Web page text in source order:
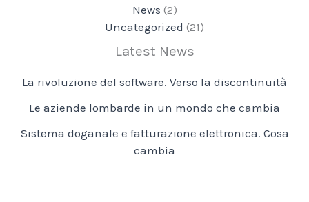
News (2)
Uncategorized (21)
Latest News
La rivoluzione del software. Verso la discontinuità
Le aziende lombarde in un mondo che cambia
Sistema doganale e fatturazione elettronica. Cosa
cambia